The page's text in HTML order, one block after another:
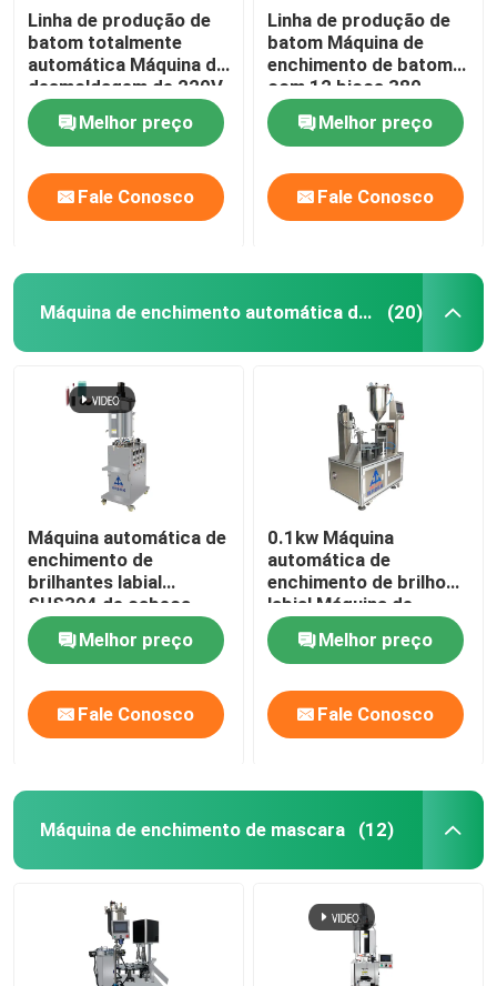
Linha de produção de
batom totalmente
automática Máquina de
desmoldagem de 220V
380V
Melhor preço
Fale Conosco
Linha de produção de
batom Máquina de
enchimento de batom
com 12 bicos 380
((220) V / 50HZ
Melhor preço
Fale Conosco
Máquina de enchimento automática do brilho do bordo (20)
Máquina automática de
enchimento de
brilhantes labial
SUS304 de cabeça
única vertical
Melhor preço
Fale Conosco
0.1kw Máquina
automática de
enchimento de brilho
labial Máquina de
enchimento de
mascara de disco
rotativo
Melhor preço
Fale Conosco
Máquina de enchimento de mascara (12)